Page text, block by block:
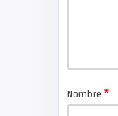
Nombre *